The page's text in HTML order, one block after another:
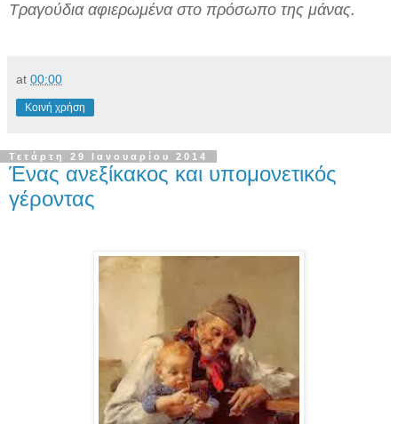
Τραγούδια αφιερωμένα στο πρόσωπο της μάνας.
at 00:00
Κοινή χρήση
Τετάρτη 29 Ιανουαρίου 2014
Ένας ανεξίκακος και υπομονετικός
γέροντας